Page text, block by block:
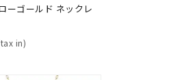
ーゴールド ネックレ
in)